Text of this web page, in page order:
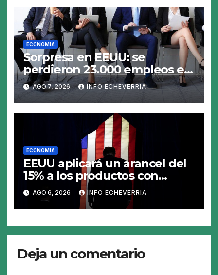
ECONOMIA
Sorpresa en EEUU: se
perdieron 23.000 empleos en
julio y el mercado recalcula
las perspectivas para las tasas
AGO 7, 2026 INFO ECHEVERRIA
ECONOMIA
EEUU aplicará un arancel del
15% a los productos con
polisilicio para frenar el
avance de China
AGO 6, 2026 INFO ECHEVERRIA
Deja un comentario